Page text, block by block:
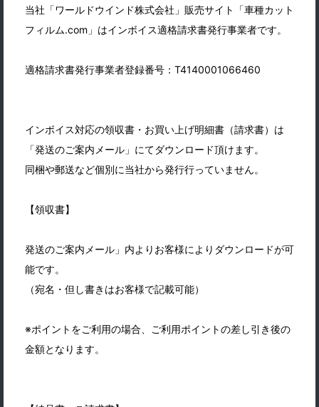
当社「ワールドウインド株式会社」販売サイト「車種カット
フィルム.com」はインボイス適格請求書発行事業者です。
適格請求書発行事業者登録番号：T4140001066460
インボイス対応の領収書・お買い上げ明細書（請求書）は
「発送のご案内メール」にてダウンロード頂けます。
同梱や郵送など個別に当社から発行行っていません。
【領収書】
発送のご案内メール」内よりお客様によりダウンロードが可
能です。
（宛名・但し書きはお客様で記載可能）
※ポイントをご利用の場合、ご利用ポイントの差し引き後の
金額となります。